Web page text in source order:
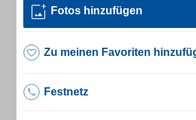
Fotos hinzufügen
Zu meinen Favoriten
Festnetz